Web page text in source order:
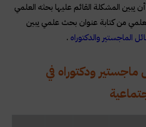
يبين المشكلة القائم عليها بحثه العلمي
من كتابة عنوان بحث علمي يبين
الماجستير والدكتوراه .
ودكتوراه في